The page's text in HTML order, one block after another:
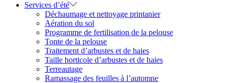
Services d’été
Déchaumage et nettoyage printanier
Aération du sol
Programme de fertilisation de la pelouse
Tonte de la pelouse
Traitement d’arbustes et de haies
Taille horticole d’arbustes et de haies
Terreautage
Ramassage des feuilles à l’automne